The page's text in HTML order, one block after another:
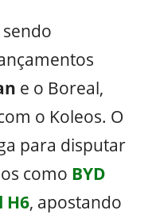
e o Boreal,
o Koleos. O
para disputar
como BYD
H6, apostando